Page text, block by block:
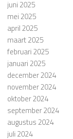
juni 2025
mei 2025
april 2025
maart 2025
februari 2025
januari 2025
december 2024
november 2024
oktober 2024
september 2024
augustus 2024
juli 2024